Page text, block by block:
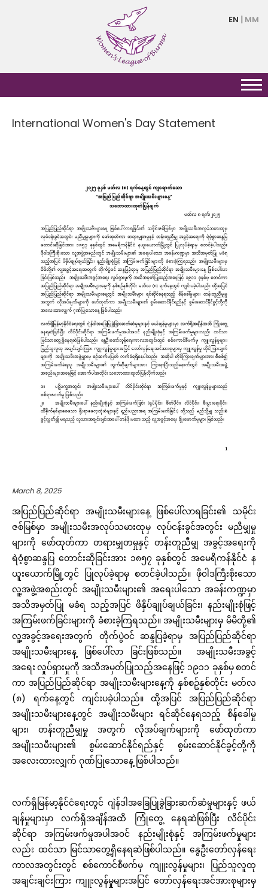
EN MM
International Women's Day Statement
March 8, 2025
အပြည်ပြည်ဆိုင်ရာ အမျိုးသမီးများနေ့ ဖြစ်ပေါ်လာရခြင်း၏ သမိုင်း
ဇစ်မြစ်မှာ အမျိုးသမီးအလုပ်သမားထုမှ လုပ်ငန်းခွင်အတွင်း မညီမျှမှု
များကို ဖော်ထုတ်ကာ တရားမျှတမှုနှင့် တန်းတူညီမျှ အခွင့်အရေးကို
ရဲ၀ံ့စွာဆန္ဒပြ တောင်းဆိုခြင်းအား ၁၈၅၇ ခုနှစ်တွင် အမေရိကန်နိုင်ငံ န
ယူးယောက်မြို့တွင် ပြုလုပ်ခဲ့ရာမှ စတင်ခဲ့ပါသည်။ ဖို၀ါဒကြီးစိုးသော
လူ့အဖွဲ့အစည်းတွင် အမျိုးသမီးများ၏ အရေးပါသော အခန်းကဏ္ဍမှာ
အသိအမှတ်ပြု မခံရ သည့်အပြင် ဖိနှိပ်ချုပ်ချယ်ခြင်း၊ နည်းမျိုးစုံဖြင့်
အကြမ်းဖက်ခြင်းများကို ခံစားခဲ့ကြရသည်။ အမျိုးသမီးများမှ မိမိတို့၏
လူ့အခွင့်အရေးအတွက် တိုက်ပွဲ၀င် ဆန္ဒပြခဲ့ရာမှ အပြည်ပြည်ဆိုင်ရာ
အမျိုးသမီးများနေ့ ဖြစ်ပေါ်လာ
ခြင်းဖြစ်သည်။ အမျိုးသမီးအခွင့်
အရေး လှုပ်ရှားမှုကို အသိအမှတ်ပြုသည့်အနေဖြင့် ၁၉၁၁ ခုနှစ်မှစတင်
ကာ အပြည်ပြည်ဆိုင်ရာ အမျိုးသမီးများနေ့ကို နှစ်စဥ်နှစ်တိုင်း မတ်လ
(၈) ရက်နေ့တွင် ကျင်းပခဲ့ပါသည်။ ထို့အပြင် အပြည်ပြည်ဆိုင်ရာ
အမျိုးသမီးများနေ့တွင် အမျိုးသမီးများ ရင်ဆိုင်နေရသည့် စိန်ခေါ်မှု
များ၊ တန်းတူညီမျှမှု အတွက် လိုအပ်ချက်များကို ဖော်ထုတ်ကာ
အမျိုးသမီးများ၏
စွမ်းဆောင်နိုင်ရည်နှင့် စွမ်းဆောင်နိုင်ခွင့်တို့ကို
အလေးထားလျှက် ဂုဏ်ပြုသောနေ့ ဖြစ်ပါသည်။
လက်ရှိမြန်မာ့နိုင်ငံရေးတွင် ဂျဲန်ဒါအခြေပြုခွဲခြားဆက်ဆံမှုများနှင့် ဖယ်
ချန်မှုများမှာ လက်ရှိအချိန်အထိ ကြုံတွေ့ နေရဆဲဖြစ်ပြီး လိင်ပိုင်း
ဆိုင်ရာ အကြမ်းဖက်မှုအပါအ၀င် နည်းမျိုးစုံနှင့် အကြမ်းဖက်မှုများ
လည်း ထင်သာ မြင်သာတွေ့ရှိနေရဆဲဖြစ်ပါသည်။ နွေဦးတော်လှန်ရေး
ကာလအတွင်းတွင် စစ်ကောင်စီဖက်မှ ကျူးလွန်မှုများ၊ ပြည်သူလူထု
အချင်းချင်းကြား ကျူးလွန်မှုများအပြင် တော်လှန်ရေးအင်အားစုများမှ